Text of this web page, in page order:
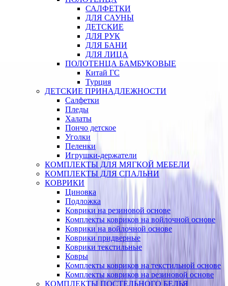
САЛФЕТКИ
ДЛЯ САУНЫ
ДЕТСКИЕ
ДЛЯ РУК
ДЛЯ БАНИ
ДЛЯ ЛИЦА
ПОЛОТЕНЦА БАМБУКОВЫЕ
Китай ГС
Турция
ДЕТСКИЕ ПРИНАДЛЕЖНОСТИ
Салфетки
Пледы
Халаты
Пончо детское
Уголки
Пеленки
Игрушки-держатели
КОМПЛЕКТЫ ДЛЯ МЯГКОЙ МЕБЕЛИ
КОМПЛЕКТЫ ДЛЯ СПАЛЬНИ
КОВРИКИ
Циновка
Подложка
Коврики на резиновой основе
Комплекты ковриков на войлочной основе
Коврики на войлочной основе
Коврики придверные
Коврики текстильные
Ковры
Комплекты ковриков на текстильной основе
Комплекты ковриков на резиновой основе
КОМПЛЕКТЫ ПОСТЕЛЬНОГО БЕЛЬЯ